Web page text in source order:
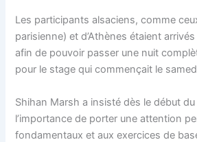
Les participants alsaciens, comme
parisienne) et d’Athènes étaient
afin de pouvoir passer une nuit
pour le stage qui commençait le
Shihan Marsh a insisté dès le début
l’importance de porter une attention
fondamentaux et aux exercices de